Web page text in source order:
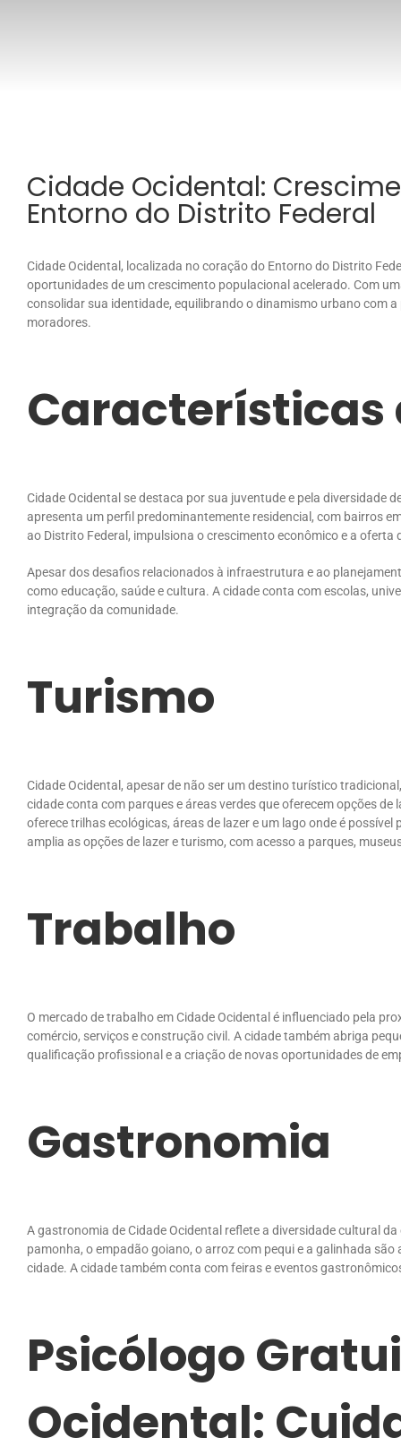
Cidade Ocidental:
Entorno do Distrito Federal
Cidade Ocidental, localizada no coração do Entorno do Distrito
oportunidades de um crescimento populacional acelerado. Com
consolidar sua identidade, equilibrando o dinamismo urbano com
moradores.
Características
Cidade Ocidental se destaca por sua juventude e pela diversidade
apresenta um perfil predominantemente residencial, com bairros
ao Distrito Federal, impulsiona o crescimento econômico e a oferta
Apesar dos desafios relacionados à infraestrutura e ao
como educação, saúde e cultura. A cidade conta com escolas,
integração da comunidade.
Turismo
Cidade Ocidental, apesar de não ser um destino turístico
cidade conta com parques e áreas verdes que oferecem opções
oferece trilhas ecológicas, áreas de lazer e um lago onde é
amplia as opções de lazer e turismo, com acesso a parques,
Trabalho
O mercado de trabalho em Cidade Ocidental é influenciado pela
comércio, serviços e construção civil. A cidade também abriga
qualificação profissional e a criação de novas oportunidades de
Gastronomia
A gastronomia de Cidade Ocidental reflete a diversidade cultural
pamonha, o empadão goiano, o arroz com pequi e a galinhada
cidade. A cidade também conta com feiras e eventos
Psicólogo
Ocidental: